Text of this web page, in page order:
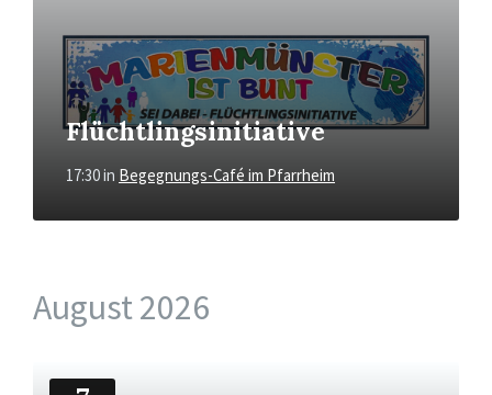
Flüchtlingsinitiative
17:30in Begegnungs-Café im Pfarrheim
August 2026